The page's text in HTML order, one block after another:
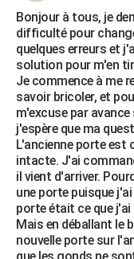
Mobiles
Meilleur smartphone
Internet
Ordinateurs
Jeux vidéo
Guide high-tech
+BRICOLAGE
Forum
Aménagement intérieur
Extérieur
Cuisine
Salle de bains
Jardinage
Rangement
WEEK-END
Guides de France
Escapades
Patrimoine
Expositions
Musées
Week-end nature
+LIFESTYLE
Art de vivre
Bien-être
Loisirs
Mode
Modes de vie
SANTE
Alimentation
Guide de la santé
Maladies
Médicaments
Sommeil
VOYAGE
Destinations
Voyage nature
Voyage de noces
PHOTO
GUIDES D'ACHAT
BONS PLANS
Bonjour à tous, je
difficulté pour
quelques erreurs et
solution pour m'en
Je commence à me
savoir bricoler, et
m'excuse par
j'espère que ma
L'ancienne porte est
intacte. J'ai
il vient d'arriver.
une porte puisque
porte était ce que
Mais en déballant le
nouvelle porte sur